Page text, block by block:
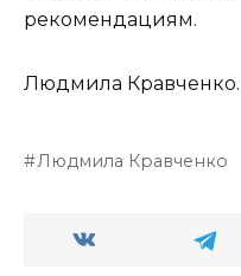
рекомендациям.
Людмила Кравченко.
Людмила Кравченко